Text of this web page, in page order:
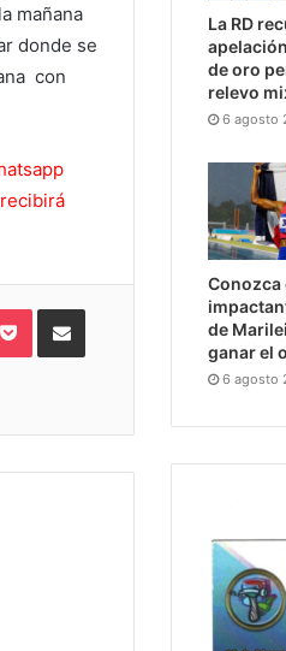
mañana
donde se
con
PocketCompartir por Correo
La RD
de oro
relevo
6 agosto
Conozca
de
ganar el
6 agosto